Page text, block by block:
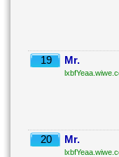
19 Mr.
20 Mr.